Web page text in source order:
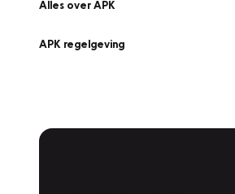
Alles over APK
APK regelgeving